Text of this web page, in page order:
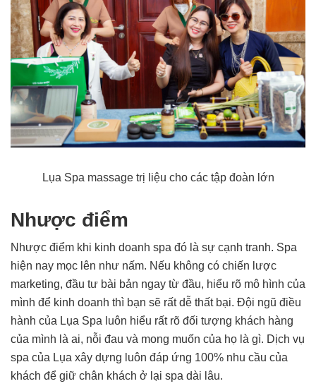
Lụa Spa massage trị liệu cho các tập đoàn lớn
Nhược điểm
Nhược điểm khi kinh doanh spa đó là sự cạnh tranh. Spa
hiện nay mọc lên như nấm. Nếu không có chiến lược
marketing, đầu tư bài bản ngay từ đầu, hiểu rõ mô hình của
mình để kinh doanh thì bạn sẽ rất dễ thất bại. Đội ngũ điều
hành của Lụa Spa luôn hiểu rất rõ đối tượng khách hàng
của mình là ai, nỗi đau và mong muốn của họ là gì. Dịch vụ
spa của Lụa xây dựng luôn đáp ứng 100% nhu cầu của
khách để giữ chân khách ở lại spa dài lâu.